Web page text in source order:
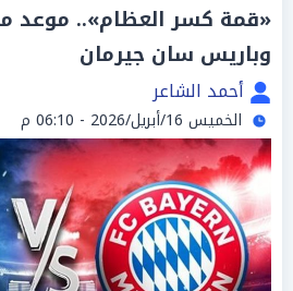
«قمة كسر العظام».. موعد
وباريس سان جيرمان
أحمد الشاعر
الخميس 16/أبريل/2026 - 06:10 م